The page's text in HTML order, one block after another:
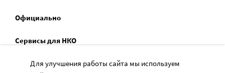
Официально
Сервисы для НКО
Спецпроекты
Для улучшения работы сайта мы используем